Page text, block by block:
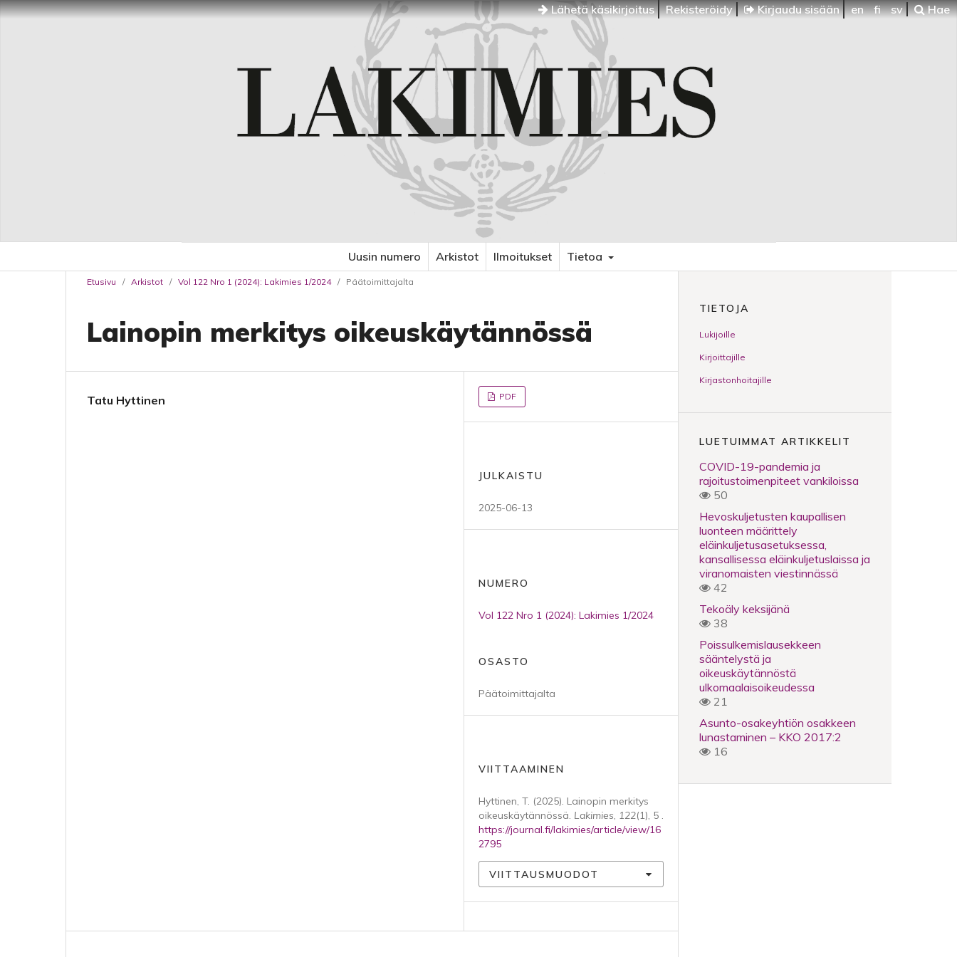
Lähetä käsikirjoitus Rekisteröidy Kirjaudu sisään en fi sv Hae
Uusin numero Arkistot Ilmoitukset Tietoa
Etusivu / Arkistot / Vol 122 Nro 1 (2024): Lakimies 1/2024 / Päätoimittajalta
Lainopin merkitys oikeuskäytännössä
Tatu Hyttinen PDF
JULKAISTU
2025-06-13
NUMERO
Vol 122 Nro 1 (2024): Lakimies 1/2024
OSASTO
Päätoimittajalta
VIITTAAMINEN
Hyttinen, T. (2025). Lainopin merkitys
oikeuskäytännössä. Lakimies, 122(1), 5 .
https://journal.fi/lakimies/article/view/16
2795
VIITTAUSMUODOT
TIETOJA
Lukijoille
Kirjoittajille
Kirjastonhoitajille
LUETUIMMAT ARTIKKELIT
COVID-19-pandemia ja
rajoitustoimenpiteet vankiloissa
50
Hevoskuljetusten kaupallisen
luonteen määrittely
eläinkuljetusasetuksessa,
kansallisessa eläinkuljetuslaissa ja
viranomaisten viestinnässä
42
Tekoäly keksijänä
38
Poissulkemislausekkeen
sääntelystä ja
oikeuskäytännöstä
ulkomaalaisoikeudessa
21
Asunto-osakeyhtiön osakkeen
lunastaminen – KKO 2017:2
16